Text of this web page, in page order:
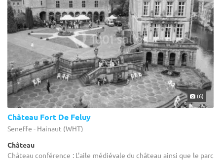
(6)
Château Fort De Feluy
Seneffe - Hainaut (WHT)
Château
Château conférence : L'aile médiévale du château ainsi que le parc